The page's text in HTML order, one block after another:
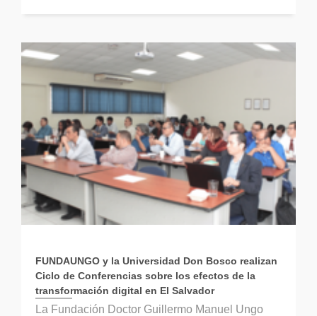
FUNDAUNGO y la Universidad Don Bosco realizan
Ciclo de Conferencias sobre los efectos de la
transformación digital en El Salvador
La Fundación Doctor Guillermo Manuel Ungo